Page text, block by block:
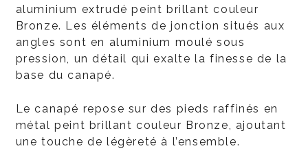
aluminium extrudé peint brillant couleur
Bronze. Les éléments de jonction situés aux
angles sont en aluminium moulé sous
pression, un détail qui exalte la finesse de la
base du canapé.
Le canapé repose sur des pieds raffinés en
métal peint brillant couleur Bronze, ajoutant
une touche de légèreté à l’ensemble.